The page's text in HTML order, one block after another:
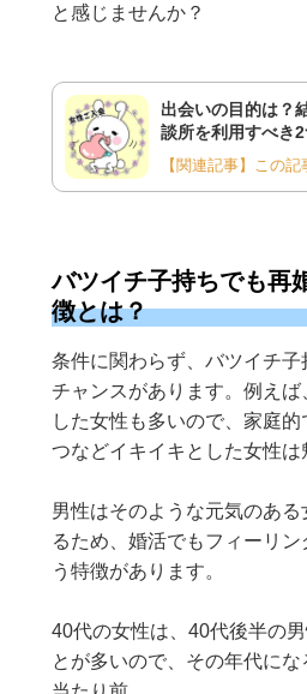
と感じませんか？
出会いの目的は？
談所を利用すべき
【関連記事】この
バツイチ子持ちでも再
徴とは？
条件に関わらず、バツイチ子
チャンスがあります。例え
した女性も多いので、家庭
つなどイキイキとした女性は
男性はそのような元気のあ
るため、婚活でもフィーリ
う特徴があります。
40代の女性は、40代後半の
とが多いので、その年代に